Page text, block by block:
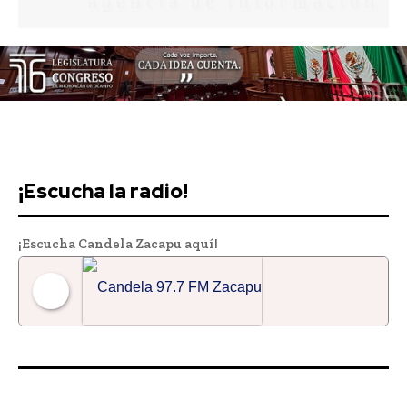
¡Escucha la radio!
¡Escucha Candela Zacapu aquí!